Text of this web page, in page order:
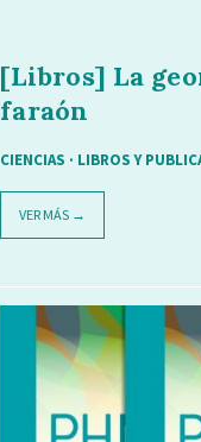
[Libros] La
faraón
CIENCIAS · LIBROS Y
VER MÁS →